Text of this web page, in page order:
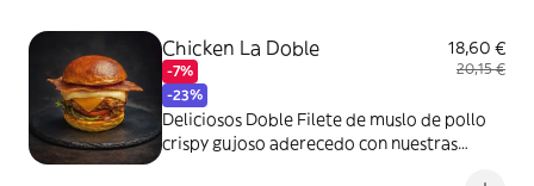
Chicken La Doble
-7%
-23%
18,60 €
20,15 €
Deliciosos Doble Filete de muslo de pollo
crispy gujoso aderecedo con nuestras